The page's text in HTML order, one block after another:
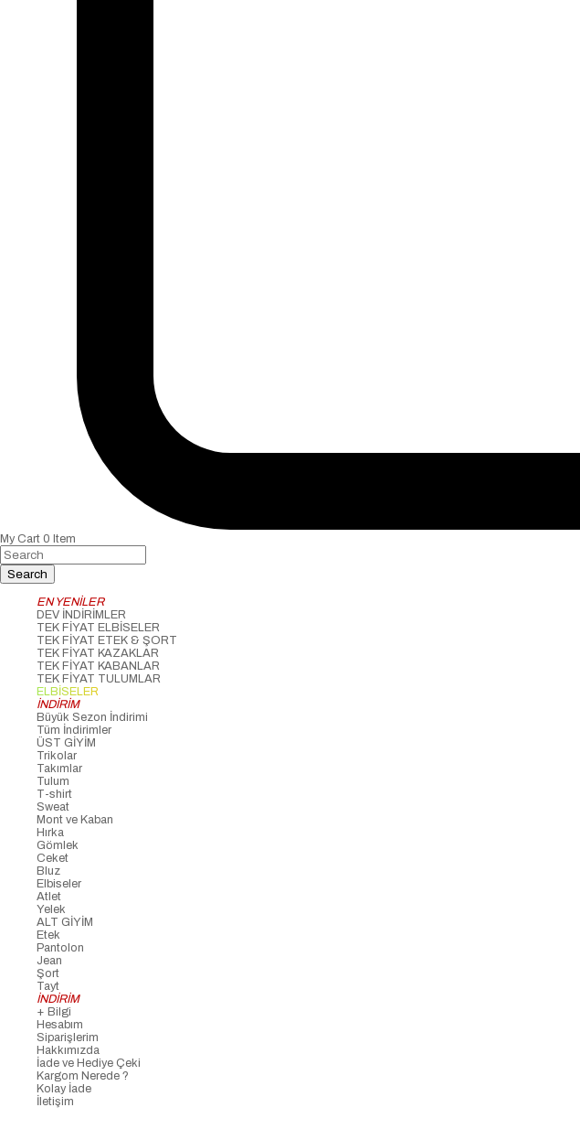
My Cart 0 Item
EN YENİLER
DEV İNDİRİMLER
TEK FİYAT ELBİSELER
TEK FİYAT ETEK & ŞORT
TEK FİYAT KAZAKLAR
TEK FİYAT KABANLAR
TEK FİYAT TULUMLAR
ELBİSELER
İNDİRİM
Büyük Sezon İndirimi
Tüm İndirimler
ÜST GİYİM
Trikolar
Takımlar
Tulum
T-shirt
Sweat
Mont ve Kaban
Hırka
Gömlek
Ceket
Bluz
Elbiseler
Atlet
Yelek
ALT GİYİM
Etek
Pantolon
Jean
Şort
Tayt
İNDİRİM
+ Bilgi
Hesabım
Siparişlerim
Hakkımızda
İade ve Hediye Çeki
Kargom Nerede ?
Kolay İade
İletişim